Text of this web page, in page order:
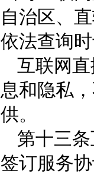
自治区、
依法查询
互联网
息和隐私
供。
第十三
签订服务